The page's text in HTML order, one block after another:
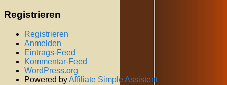
Registrieren
Registrieren
Anmelden
Eintrags-Feed
Kommentar-Feed
WordPress.org
Powered byAffiliate Simple Assistent